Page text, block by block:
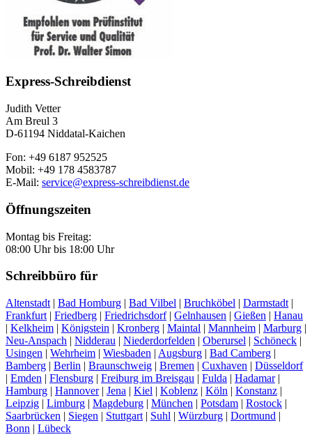
Express-Schreibdienst
Judith Vetter
Am Breul 3
D-61194 Niddatal-Kaichen
Fon: +49 6187 952525
Mobil: +49 178 4583787
E-Mail: service@express-schreibdienst.de
Öffnungszeiten
Montag bis Freitag:
08:00 Uhr bis 18:00 Uhr
Schreibbüro für
Altenstadt | Bad Homburg | Bad Vilbel | Bruchköbel | Darmstadt |
Frankfurt | Friedberg | Friedrichsdorf| Gelnhausen | Gießen | Hanau
| Kelkheim | Königstein | Kronberg | Maintal | Mannheim | Marburg |
Neu-Anspach | Nidderau | Niederdorfelden | Oberursel | Schöneck |
Usingen | Wehrheim | Wiesbaden | Augsburg | Bad Camberg |
Bamberg | Berlin | Braunschweig | Bremen | Cuxhaven | Düsseldorf
| Emden | Flensburg | Freiburg im Breisgau | Fulda | Hadamar|
Hamburg | Hannover| Jena | Kiel | Koblenz | Köln | Konstanz |
Leipzig | Limburg | Magdeburg | München | Potsdam | Rostock |
Saarbrücken | Siegen | Stuttgart | Suhl | Würzburg | Dortmund |
Bonn | Lübeck